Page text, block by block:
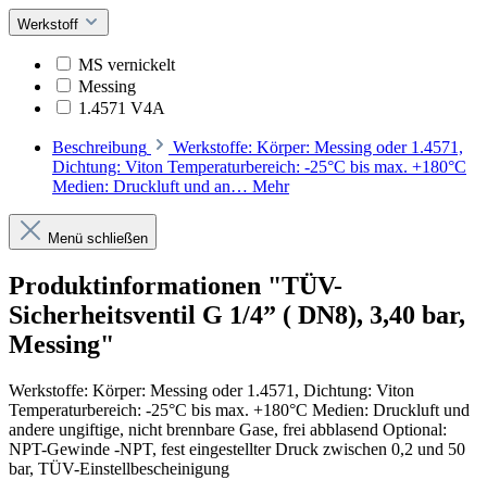
Werkstoff
MS vernickelt
Messing
1.4571 V4A
Beschreibung
Werkstoffe: Körper: Messing oder 1.4571,
Dichtung: Viton Temperaturbereich: -25°C bis max. +180°C
Medien: Druckluft und an… Mehr
Menü schließen
Produktinformationen "TÜV-
Sicherheitsventil G 1/4” ( DN8), 3,40 bar,
Messing"
Werkstoffe: Körper: Messing oder 1.4571, Dichtung: Viton
Temperaturbereich: -25°C bis max. +180°C Medien: Druckluft und
andere ungiftige, nicht brennbare Gase, frei abblasend Optional:
NPT-Gewinde -NPT, fest eingestellter Druck zwischen 0,2 und 50
bar, TÜV-Einstellbescheinigung